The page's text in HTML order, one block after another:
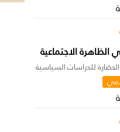
الظاهرة الاجتماعية
للدراسات السياسية